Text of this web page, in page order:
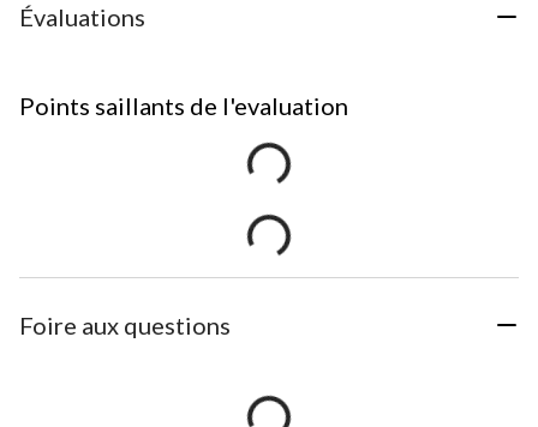
Évaluations
Points saillants de l'evaluation
Foire aux questions